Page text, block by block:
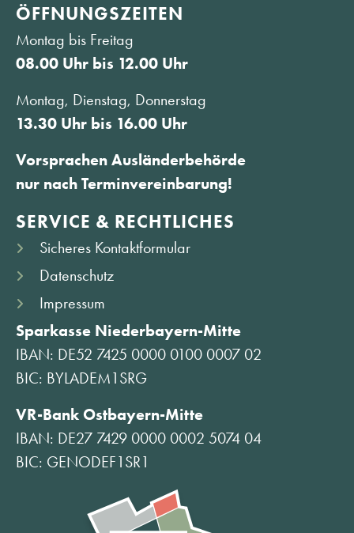
ÖFFNUNGS­ZEITEN
Montag bis Freitag
08.00 Uhr bis 12.00 Uhr
Montag, Dienstag, Donnerstag
13.30 Uhr bis 16.00 Uhr
Vorsprachen Ausländerbehörde
nur nach Terminvereinbarung!
SERVICE & RECHTLICHES
Sicheres Kontaktformular
Datenschutz
Impressum
Sparkasse Niederbayern-Mitte
IBAN: DE52 7425 0000 0100 0007 02
BIC: BYLADEM1SRG
VR-Bank Ostbayern-Mitte
IBAN: DE27 7429 0000 0002 5074 04
BIC: GENODEF1SR1